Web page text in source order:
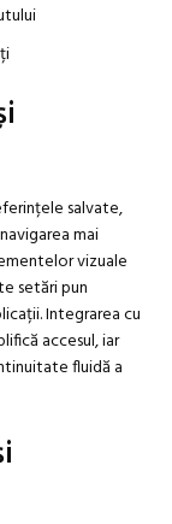
salvate,
mai
vizuale
setări pun
Integrarea cu
accesul, iar
fluidă a